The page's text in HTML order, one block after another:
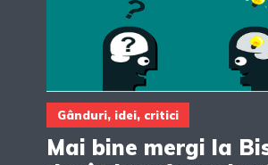
Gânduri, idei, critici
Mai bine mergi la